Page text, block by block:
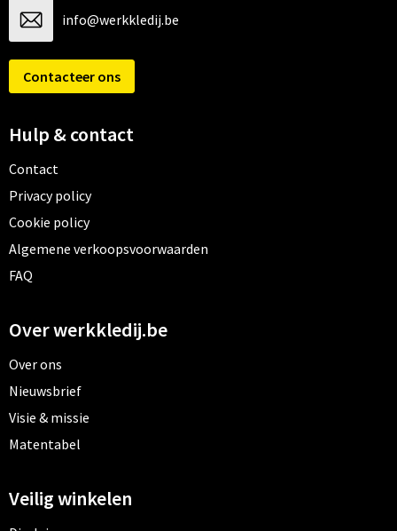
info@werkkledij.be
Contacteer ons
Hulp & contact
Contact
Privacy policy
Cookie policy
Algemene verkoopsvoorwaarden
FAQ
Over werkkledij.be
Over ons
Nieuwsbrief
Visie & missie
Matentabel
Veilig winkelen